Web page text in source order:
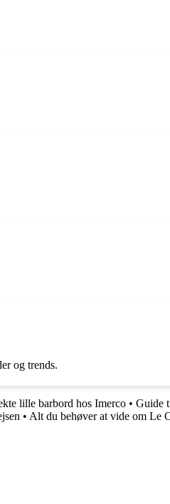
og trends.
lille barbord hos Imerco • Guide
• Alt du behøver at vide om Le